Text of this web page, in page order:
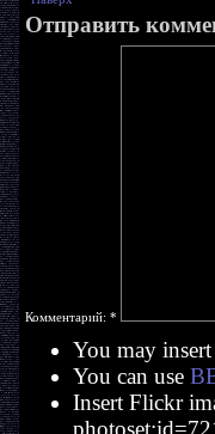
Отправить
Комментарий: *
You may
You can use
Insert Flickr